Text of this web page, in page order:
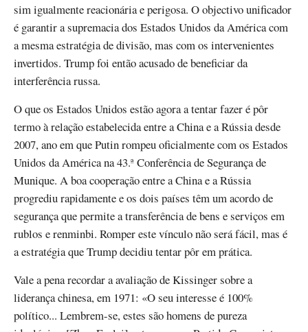
sim igualmente reacionária e perigosa. O objectivo unificador
é garantir a supremacia dos Estados Unidos da América com
a mesma estratégia de divisão, mas com os intervenientes
invertidos. Trump foi então acusado de beneficiar da
interferência russa.
O que os Estados Unidos estão agora a tentar fazer é pôr
termo à relação estabelecida entre a China e a Rússia desde
2007, ano em que Putin rompeu oficialmente com os Estados
Unidos da América na 43.ª Conferência de Segurança de
Munique. A boa cooperação entre a China e a Rússia
progrediu rapidamente e os dois países têm um acordo de
segurança que permite a transferência de bens e serviços em
rublos e renminbi. Romper este vínculo não será fácil, mas é
a estratégia que Trump decidiu tentar pôr em prática.
Vale a pena recordar a avaliação de Kissinger sobre a
liderança chinesa, em 1971: «O seu interesse é 100%
político... Lembrem-se, estes são homens de pureza